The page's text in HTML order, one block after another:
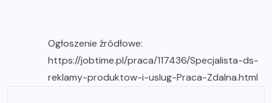
Ogłoszenie źródłowe:
https://jobtime.pl/praca/117436/Specjalista-ds-
reklamy-produktow-i-uslug-Praca-Zdalna.html